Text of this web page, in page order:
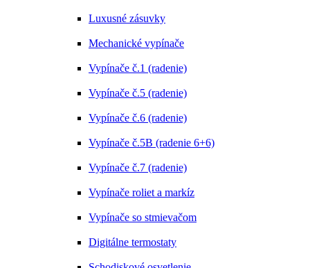
Luxusné zásuvky
Mechanické vypínače
Vypínače č.1 (radenie)
Vypínače č.5 (radenie)
Vypínače č.6 (radenie)
Vypínače č.5B (radenie 6+6)
Vypínače č.7 (radenie)
Vypínače roliet a markíz
Vypínače so stmievačom
Digitálne termostaty